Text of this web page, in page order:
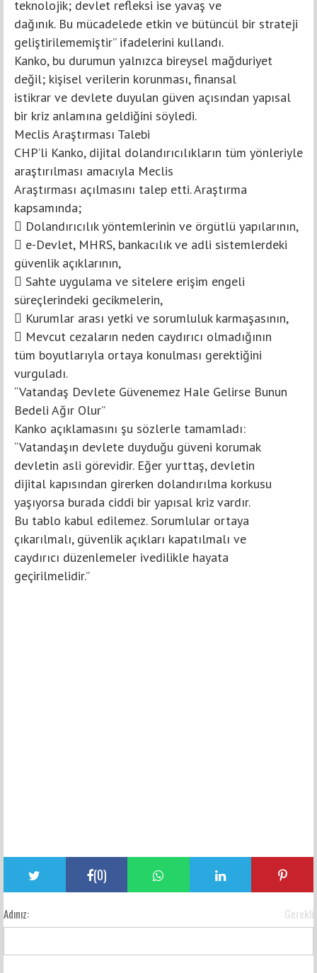
teknolojik; devlet refleksi ise yavaş ve
dağınık. Bu mücadelede etkin ve bütüncül bir strateji
geliştirilememiştir” ifadelerini kullandı.
Kanko, bu durumun yalnızca bireysel mağduriyet
değil; kişisel verilerin korunması, finansal
istikrar ve devlete duyulan güven açısından yapısal
bir kriz anlamına geldiğini söyledi.
Meclis Araştırması Talebi
CHP’li Kanko, dijital dolandırıcılıkların tüm yönleriyle
araştırılması amacıyla Meclis
Araştırması açılmasını talep etti. Araştırma
kapsamında;
 Dolandırıcılık yöntemlerinin ve örgütlü yapılarının,
 e-Devlet, MHRS, bankacılık ve adli sistemlerdeki
güvenlik açıklarının,
 Sahte uygulama ve sitelere erişim engeli
süreçlerindeki gecikmelerin,
 Kurumlar arası yetki ve sorumluluk karmaşasının,
 Mevcut cezaların neden caydırıcı olmadığının
tüm boyutlarıyla ortaya konulması gerektiğini
vurguladı.
“Vatandaş Devlete Güvenemez Hale Gelirse Bunun
Bedeli Ağır Olur”
Kanko açıklamasını şu sözlerle tamamladı:
“Vatandaşın devlete duyduğu güveni korumak
devletin asli görevidir. Eğer yurttaş, devletin
dijital kapısından girerken dolandırılma korkusu
yaşıyorsa burada ciddi bir yapısal kriz vardır.
Bu tablo kabul edilemez. Sorumlular ortaya
çıkarılmalı, güvenlik açıkları kapatılmalı ve
caydırıcı düzenlemeler ivedilikle hayata
geçirilmelidir.”
(0)
Adınız: Gerekli